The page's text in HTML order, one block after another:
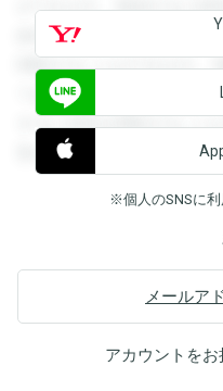
ができます。登録すると回
録すると回答を閲覧するこ
閲覧することができます。
できます。登録すると回答
すると回答を閲覧すること
覧することができます。
※個人のSNSに
メールア
アカウントを